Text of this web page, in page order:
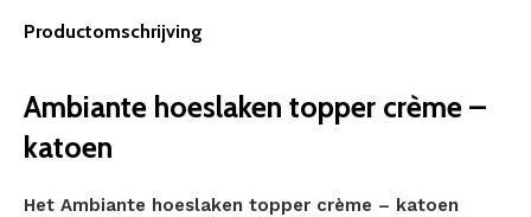
Productomschrijving
Ambiante hoeslaken topper crème –
katoen
Het Ambiante hoeslaken topper crème – katoen